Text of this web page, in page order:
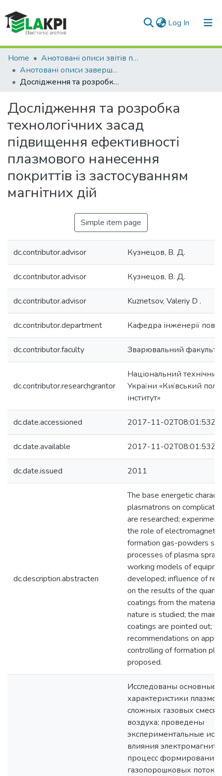
Log In (current)
Communities & Collections
All of DSpace
Home
Анотовані описи звітів про НДР
Анотовані описи завершених науково-дослідних робіт КПІ ім. Ігоря Сікорського
Дослідження та розробка технологічних засад підвищення ефективності плазмового нанесення покриттів із застосуванням магнітних дій
Дослідження та розробка
технологічних засад
підвищення ефективності
плазмового нанесення
покриттів із застосуванням
магнітних дій
Simple item page
dc.contributor.advisor Кузнецов, В. Д.
dc.contributor.advisor Кузнецов, В. Д.
dc.contributor.advisor Kuznetsov, Valeriy D .
dc.contributor.department Кафедра інженерії
dc.contributor.faculty Зварювальний
dc.contributor.researchgrantor
Національний
України «Київський
інститут»
dc.date.accessioned 2017-11-02T08:01:53Z
dc.date.available 2017-11-02T08:01:53Z
dc.date.issued 2011
dc.description.abstracten
The base energetic
plasmatrons on
are researched;
the role of
formation gas-powders
processes of plasma
working models of
developed; influence of
on the results of the
coatings from the
nature is studied; the main
coatings are pointed out;
recommendations on
controlling of formation
proposed.
Исследованы основные
характеристики
сложных газовых
воздуха; проведены
экспериментальные
влияния
процесс формирования
газопорошковых